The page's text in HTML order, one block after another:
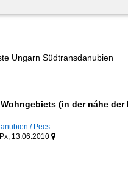
Ungarn Südtransdanubien
(in der náhe der
/ Pecs
13.06.2010 